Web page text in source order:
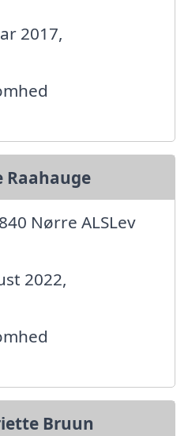
2017,
Raahauge
Nørre ALSLev
2022,
Bruun